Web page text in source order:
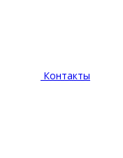
Контакты